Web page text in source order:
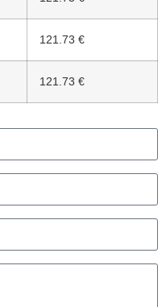
121.73 €
121.73 €